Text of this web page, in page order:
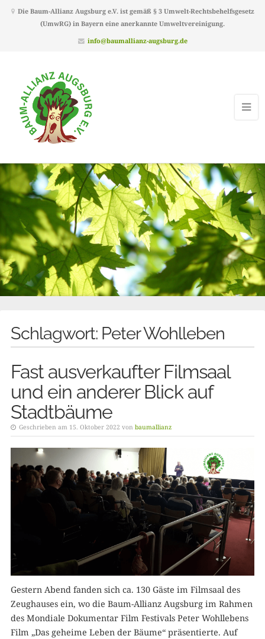
Die Baum-Allianz Augsburg e.V. ist gemäß § 3 Umwelt-Rechtsbehelfsgesetz
(UmwRG) in Bayern eine anerkannte Umweltvereinigung.
info@baumallianz-augsburg.de
Schlagwort: Peter Wohlleben
Fast ausverkaufter Filmsaal
und ein anderer Blick auf
Stadtbäume
Geschrieben am 15. Oktober 2022 von baumallianz
Gestern Abend fanden sich ca. 130 Gäste im Filmsaal des
Zeughauses ein, wo die Baum-Allianz Augsburg im Rahmen
des Mondiale Dokumentar Film Festivals Peter Wohllebens
Film „Das geheime Leben der Bäume“ präsentierte. Auf